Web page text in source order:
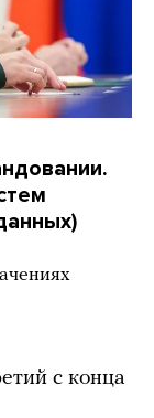
с конца